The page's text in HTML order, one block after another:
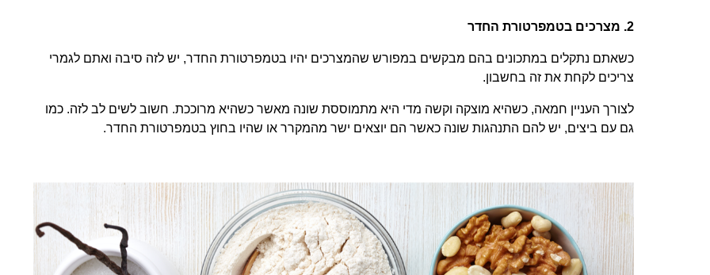
2. מצרכים בטמפרטורת החדר
כשאתם נתקלים במתכונים בהם מבקשים במפורש שהמצרכים יהיו בטמפרטורת החדר, יש לזה סיבה ואתם לגמרי
צריכים לקחת את זה בחשבון.
לצורך העניין חמאה, כשהיא מוצקה וקשה מדי היא מתמוססת שונה מאשר כשהיא מרוככת. חשוב לשים לב לזה. כמו
גם עם ביצים, יש להם התנהגות שונה כאשר הם יוצאים ישר מהמקרר או שהיו בחוץ בטמפרטורת החדר.